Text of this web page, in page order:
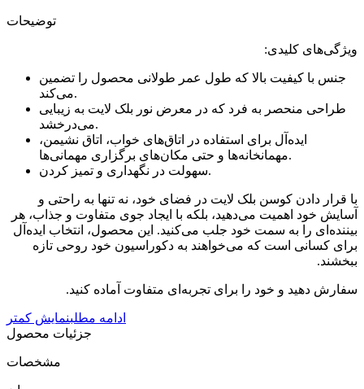
توضیحات
ویژگی‌های کلیدی:
جنس با کیفیت بالا که طول عمر طولانی محصول را تضمین
می‌کند.
طراحی منحصر به فرد که در معرض نور بلک لایت به زیبایی
می‌درخشد.
ایده‌آل برای استفاده در اتاق‌های خواب، اتاق نشیمن،
مهمانخانه‌ها و حتی مکان‌های برگزاری مهمانی‌ها.
سهولت در نگهداری و تمیز کردن.
با قرار دادن کوسن بلک لایت در فضای خود، نه تنها به راحتی و
آسایش خود اهمیت می‌دهید، بلکه با ایجاد جوی متفاوت و جذاب، هر
بیننده‌ای را به سمت خود جلب می‌کنید. این محصول، انتخاب ایده‌آل
برای کسانی است که می‌خواهند به دکوراسیون خود روحی تازه
ببخشند.
سفارش دهید و خود را برای تجربه‌ای متفاوت آماده کنید.
ادامه مطلبنمایش کمتر
جزئیات محصول
مشخصات